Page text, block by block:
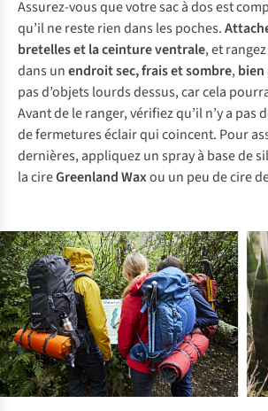
Assurez-vous que votre sac à dos est
qu’il ne reste rien dans les poches.
bretelles et la ceinture ventrale, et
dans unendroit sec, frais et sombre,bien
pas d’objets lourds dessus, car cela
Avant de le ranger, vérifiez qu’il n’y a pas
de fermetures éclair qui coincent. Pour
dernières, appliquez un spray à base de
la cireGreenland Waxou un peu de cire